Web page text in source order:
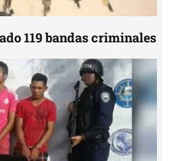
119 bandas criminales